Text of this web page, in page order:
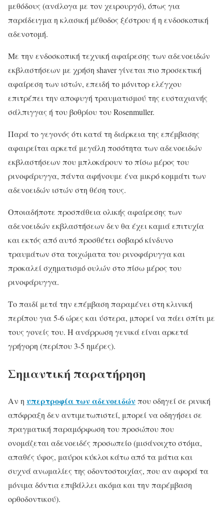
μεθόδους (ανάλογα με τον χειρουργό), όπως για
παράδειγμα η κλασική μέθοδος ξέστρου ή η ενδοσκοπική
αδενοτομή.
Με την ενδοσκοπική τεχνική αφαίρεσης των αδενοειδών
εκβλαστήσεων με χρήση shaver γίνεται πιο προσεκτική
αφαίρεση των ιστών, επειδή το μόνιτορ ελέγχου
επιτρέπει την αποφυγή τραυματισμού της ευσταχιανής
σάλπιγγας ή του βοθρίου του Rosenmuller.
Παρά το γεγονός ότι κατά τη διάρκεια της επέμβασης
αφαιρείται αρκετά μεγάλη ποσότητα των αδενοειδών
εκβλαστήσεων που μπλοκάρουν το πίσω μέρος του
ρινοφάρυγγα, πάντα αφήνουμε ένα μικρό κομμάτι των
αδενοειδών ιστών στη θέση τους.
Οποιαδήποτε προσπάθεια ολικής αφαίρεσης των
αδενοειδών εκβλαστήσεων δεν θα έχει καμιά επιτυχία
και εκτός από αυτό προσθέτει σοβαρό κίνδυνο
τραυμάτων στα τοιχώματα του ρινοφάρυγγα και
προκαλεί σχηματισμό ουλών στο πίσω μέρος του
ρινοφάρυγγα.
Το παιδί μετά την επέμβαση παραμένει στη κλινική
περίπου για 5-6 ώρες και ύστερα, μπορεί να πάει σπίτι με
τους γονείς του. Η ανάρρωση γενικά είναι αρκετά
γρήγορη (περίπου 3-5 ημέρες).
Σημαντική παρατήρηση
Αν η υπερτροφία των αδενοειδώνπου οδηγεί σε ρινική
απόφραξη δεν αντιμετωπιστεί, μπορεί να οδηγήσει σε
πραγματική παραμόρφωση του προσώπου που
ονομάζεται αδενοειδές προσωπείο (μισάνοιχτο στόμα,
απαθές ύφος, μαύροι κύκλοι κάτω από τα μάτια και
συχνά ανωμαλίες της οδοντοστοιχίας, που αν αφορά τα
μόνιμα δόντια επιβάλλει ακόμα και την παρέμβαση
ορθοδοντικού).